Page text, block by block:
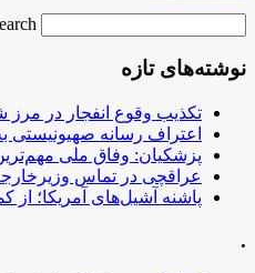
…
نوشته‌های تازه
تکذیب وقوع انفجار در مرز
اعتراف رسانه صهیونیستی
پزشکیان: وفاق ملی
عراقچی در تماس
پاشنه آشیل‌های آمریکا؛ از
.